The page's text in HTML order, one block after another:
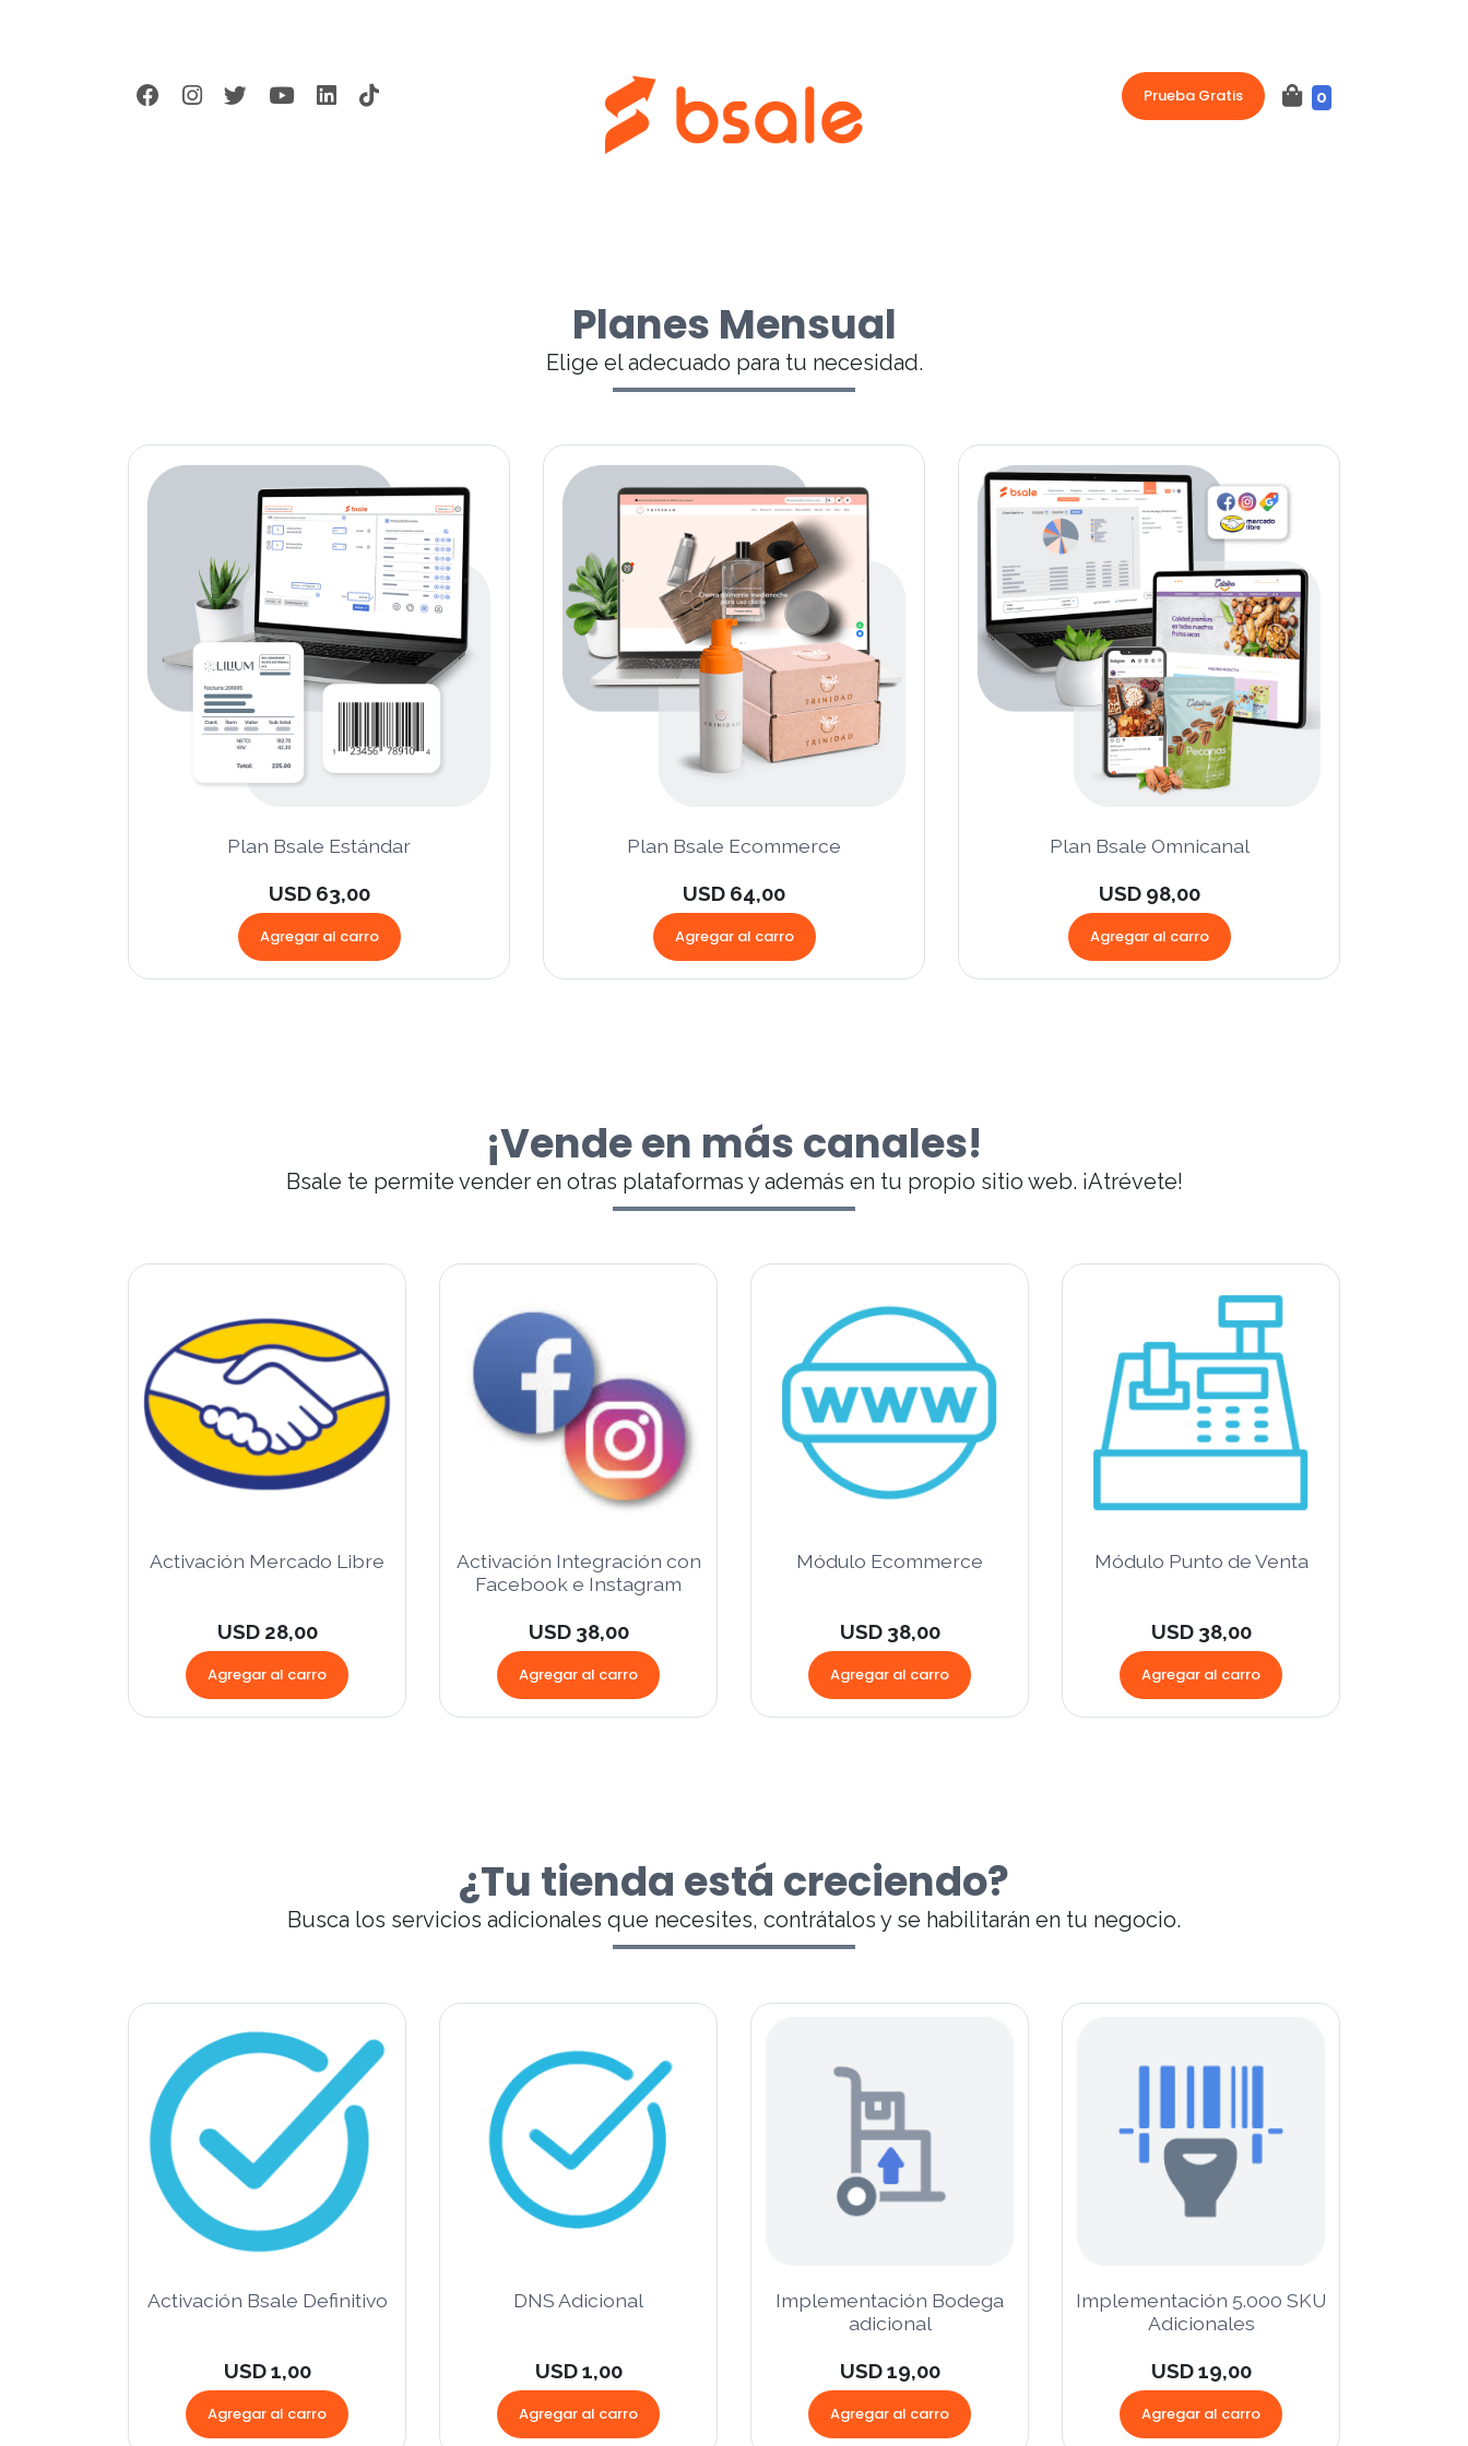
Prueba Gratis 0
Planes Mensual
Elige el adecuado para tu necesidad.
Plan Bsale Estándar
USD 63,00
Agregar al carro
Plan Bsale Ecommerce
USD 64,00
Agregar al carro
Plan Bsale Omnicanal
USD 98,00
Agregar al carro
¡Vende en más canales!
Bsale te permite vender en otras plataformas y además en tu propio sitio web. ¡Atrévete!
Activación Mercado Libre
USD 28,00
Agregar al carro
Activación Integración con
Facebook e Instagram
USD 38,00
Agregar al carro
Módulo Ecommerce
USD 38,00
Agregar al carro
Módulo Punto de Venta
USD 38,00
Agregar al carro
¿Tu tienda está creciendo?
Busca los servicios adicionales que necesites, contrátalos y se habilitarán en tu negocio.
Activación Bsale Definitivo
USD 1,00
Agregar al carro
DNS Adicional
USD 1,00
Agregar al carro
Implementación Bodega
adicional
USD 19,00
Agregar al carro
Implementación 5.000 SKU
Adicionales
USD 19,00
Agregar al carro